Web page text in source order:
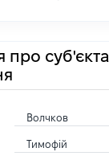
про суб'єкта
Волчков
Тимофій